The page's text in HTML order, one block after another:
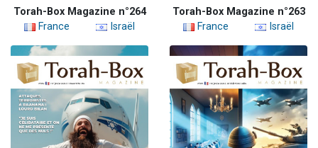
Torah-Box Magazine n°264
France
Israël
Torah-Box Magazine n°263
France
Israël